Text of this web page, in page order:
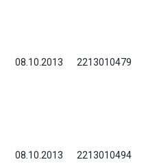
08.10.2013 2213010479
08.10.2013 2213010494